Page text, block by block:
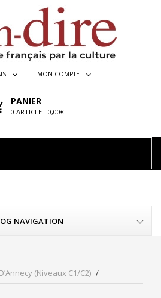
MON COMPTE
PANIER
0 ARTICLE - 0,00€
NAVIGATION
(niveaux C1/C2)